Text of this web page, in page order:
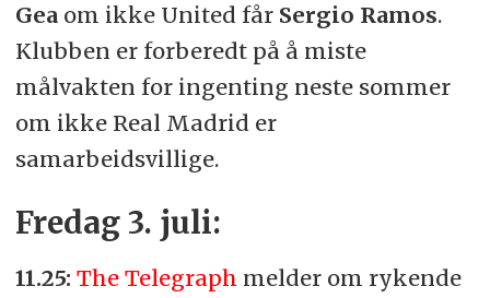
Geaom ikke United får Sergio Ramos.
Klubben er forberedt på å miste
målvakten for ingenting neste sommer
om ikke Real Madrid er
samarbeidsvillige.
Fredag 3. juli:
11.25: The Telegraph melder om rykende